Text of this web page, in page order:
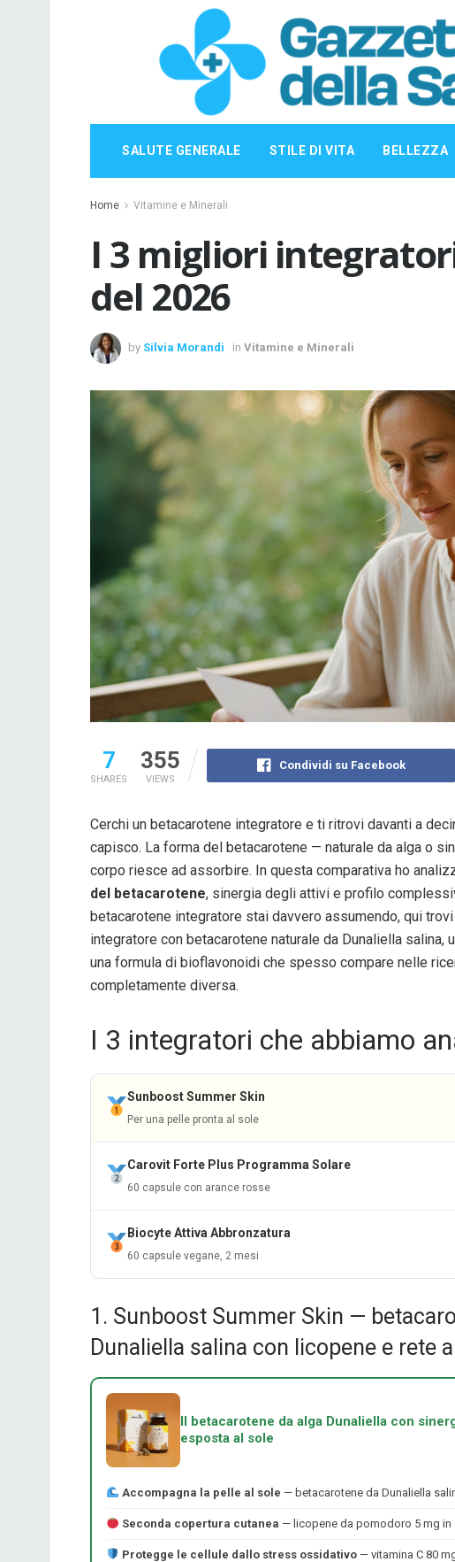
SALUTE GENERALE STILE DI VITA BELLEZZA
Home Vitamine e Minerali
I 3 migliori
del 2026
by Silvia Morandi in Vitamine e Minerali
7
SHARES
355
VIEWS
Condividi su Facebook
Cerchi un betacarotene integratore e ti ritrovi davanti a
capisco. La forma del betacarotene — naturale da alga o
corpo riesce ad assorbire. In questa comparativa ho
del betacarotene, sinergia degli attivi e profilo
betacarotene integratore stai davvero assumendo, qui
integratore con betacarotene naturale da Dunaliella
una formula di bioflavonoidi che spesso compare nelle
completamente diversa.
I 3 integratori che abbiamo
Sunboost Summer Skin
Per una pelle pronta al sole
Carovit Forte Plus Programma Solare
60 capsule con arance rosse
Biocyte Attiva Abbronzatura
60 capsule vegane, 2 mesi
1. Sunboost Summer Skin —
Dunaliella salina con licopene e rete
Il betacarotene da alga Dunaliella con
esposta al sole
Accompagna la pelle al sole — betacarotene da Dunaliella
Seconda copertura cutanea — licopene da pomodoro 5 mg in
Protegge le cellule dallo stress ossidativo— vitamina C 80